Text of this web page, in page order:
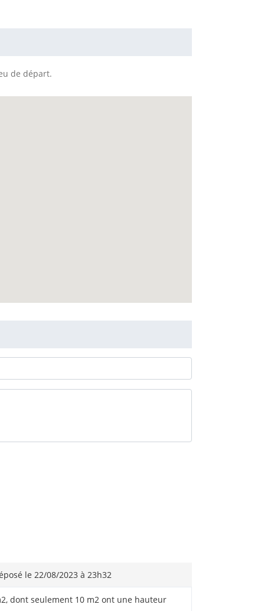
de départ.
le 22/08/2023 à 23h32
dont seulement 10 m2 ont une hauteur